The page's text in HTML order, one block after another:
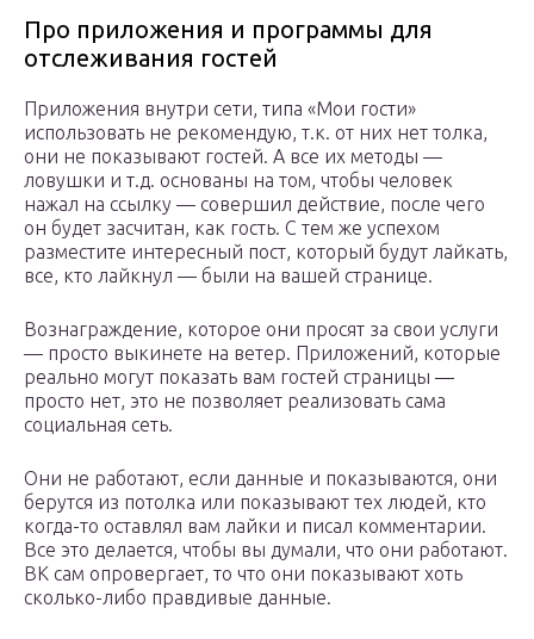
Про приложения и программы для
отслеживания гостей
Приложения внутри сети, типа «Мои гости»
использовать не рекомендую, т.к. от них нет толка,
они не показывают гостей. А все их методы —
ловушки и т.д. основаны на том, чтобы человек
нажал на ссылку — совершил действие, после чего
он будет засчитан, как гость. С тем же успехом
разместите интересный пост, который будут лайкать,
все, кто лайкнул — были на вашей странице.
Вознаграждение, которое они просят за свои услуги
— просто выкинете на ветер. Приложений, которые
реально могут показать вам гостей страницы —
просто нет, это не позволяет реализовать сама
социальная сеть.
Они не работают, если данные и показываются, они
берутся из потолка или показывают тех людей, кто
когда-то оставлял вам лайки и писал комментарии.
Все это делается, чтобы вы думали, что они работают.
ВК сам опровергает, то что они показывают хоть
сколько-либо правдивые данные.